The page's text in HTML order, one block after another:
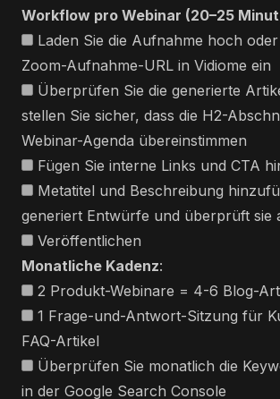
Workflow pro Webinar (20–25
Laden Sie die Aufnahme hoch
Zoom-Aufnahme-URL in Vidiome ein
Überprüfen Sie die generierte
stellen Sie sicher, dass die H2-
Webinar-Agenda übereinstimmen
Fügen Sie interne Links und CTA
Metatitel und Beschreibung
generiert Entwürfe und überprüft sie
Veröffentlichen
Monatliche Kadenz:
2 Produkt-Webinare = 4-6 Blog-
1 Frage-und-Antwort-Sitzung für
FAQ-Artikel
Überprüfen Sie monatlich die
in der Google Search Console